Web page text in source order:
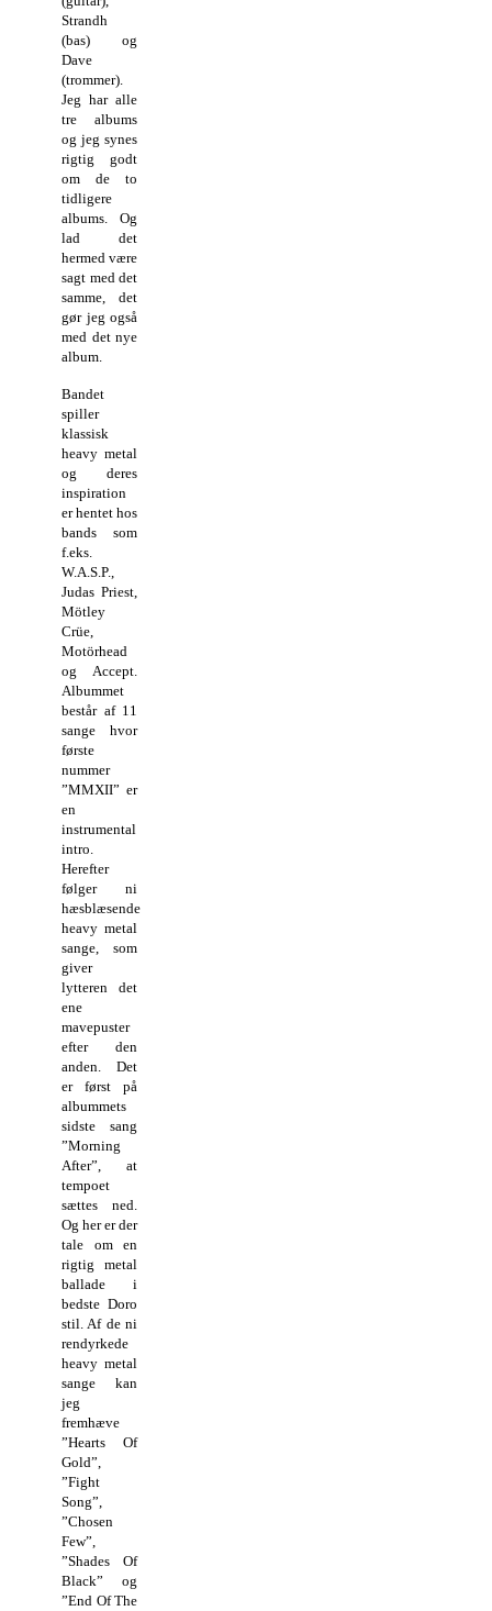
Strandh
(bas) og
Dave
(trommer).
Jeg har alle
tre albums
og jeg synes
rigtig godt
om de to
tidligere
albums. Og
lad det
hermed være
sagt med det
samme, det
gør jeg også
med det nye
album.
Bandet
spiller
klassisk
heavy metal
og deres
inspiration
er hentet hos
bands som
f.eks.
W.A.S.P.,
Judas Priest,
Mötley
Crüe,
Motörhead
og Accept.
Albummet
består af 11
sange hvor
første
nummer
”MMXII” er
en
instrumental
intro.
Herefter
følger ni
hæsblæsende
heavy metal
sange, som
giver
lytteren det
ene
mavepuster
efter den
anden. Det
er først på
albummets
sidste sang
”Morning
After”, at
tempoet
sættes ned.
Og her er der
tale om en
rigtig metal
ballade i
bedste Doro
stil. Af de ni
rendyrkede
heavy metal
sange kan
jeg
fremhæve
”Hearts Of
Gold”,
”Fight
Song”,
”Chosen
Few”,
”Shades Of
Black” og
”End Of The